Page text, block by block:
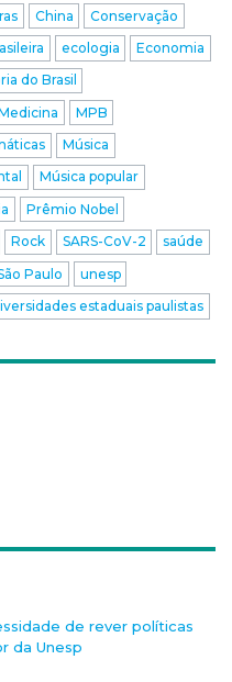
China
Conservação
ecologia
Economia
do Brasil
MPB
Música
Música popular
Prêmio Nobel
Rock SARS-CoV-2
saúde
Paulo
unesp
estaduais paulistas
de rever políticas
da Unesp